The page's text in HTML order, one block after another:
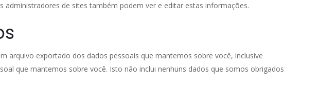
de sites também podem ver e editar estas informações.
arquivo exportado dos dados pessoais que mantemos sobre você, inclusive
que mantemos sobre você. Isto não inclui nenhuns dados que somos obrigados